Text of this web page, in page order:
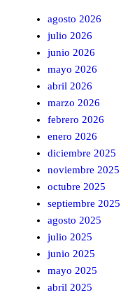
agosto 2026
julio 2026
junio 2026
mayo 2026
abril 2026
marzo 2026
febrero 2026
enero 2026
diciembre 2025
noviembre 2025
octubre 2025
septiembre 2025
agosto 2025
julio 2025
junio 2025
mayo 2025
abril 2025